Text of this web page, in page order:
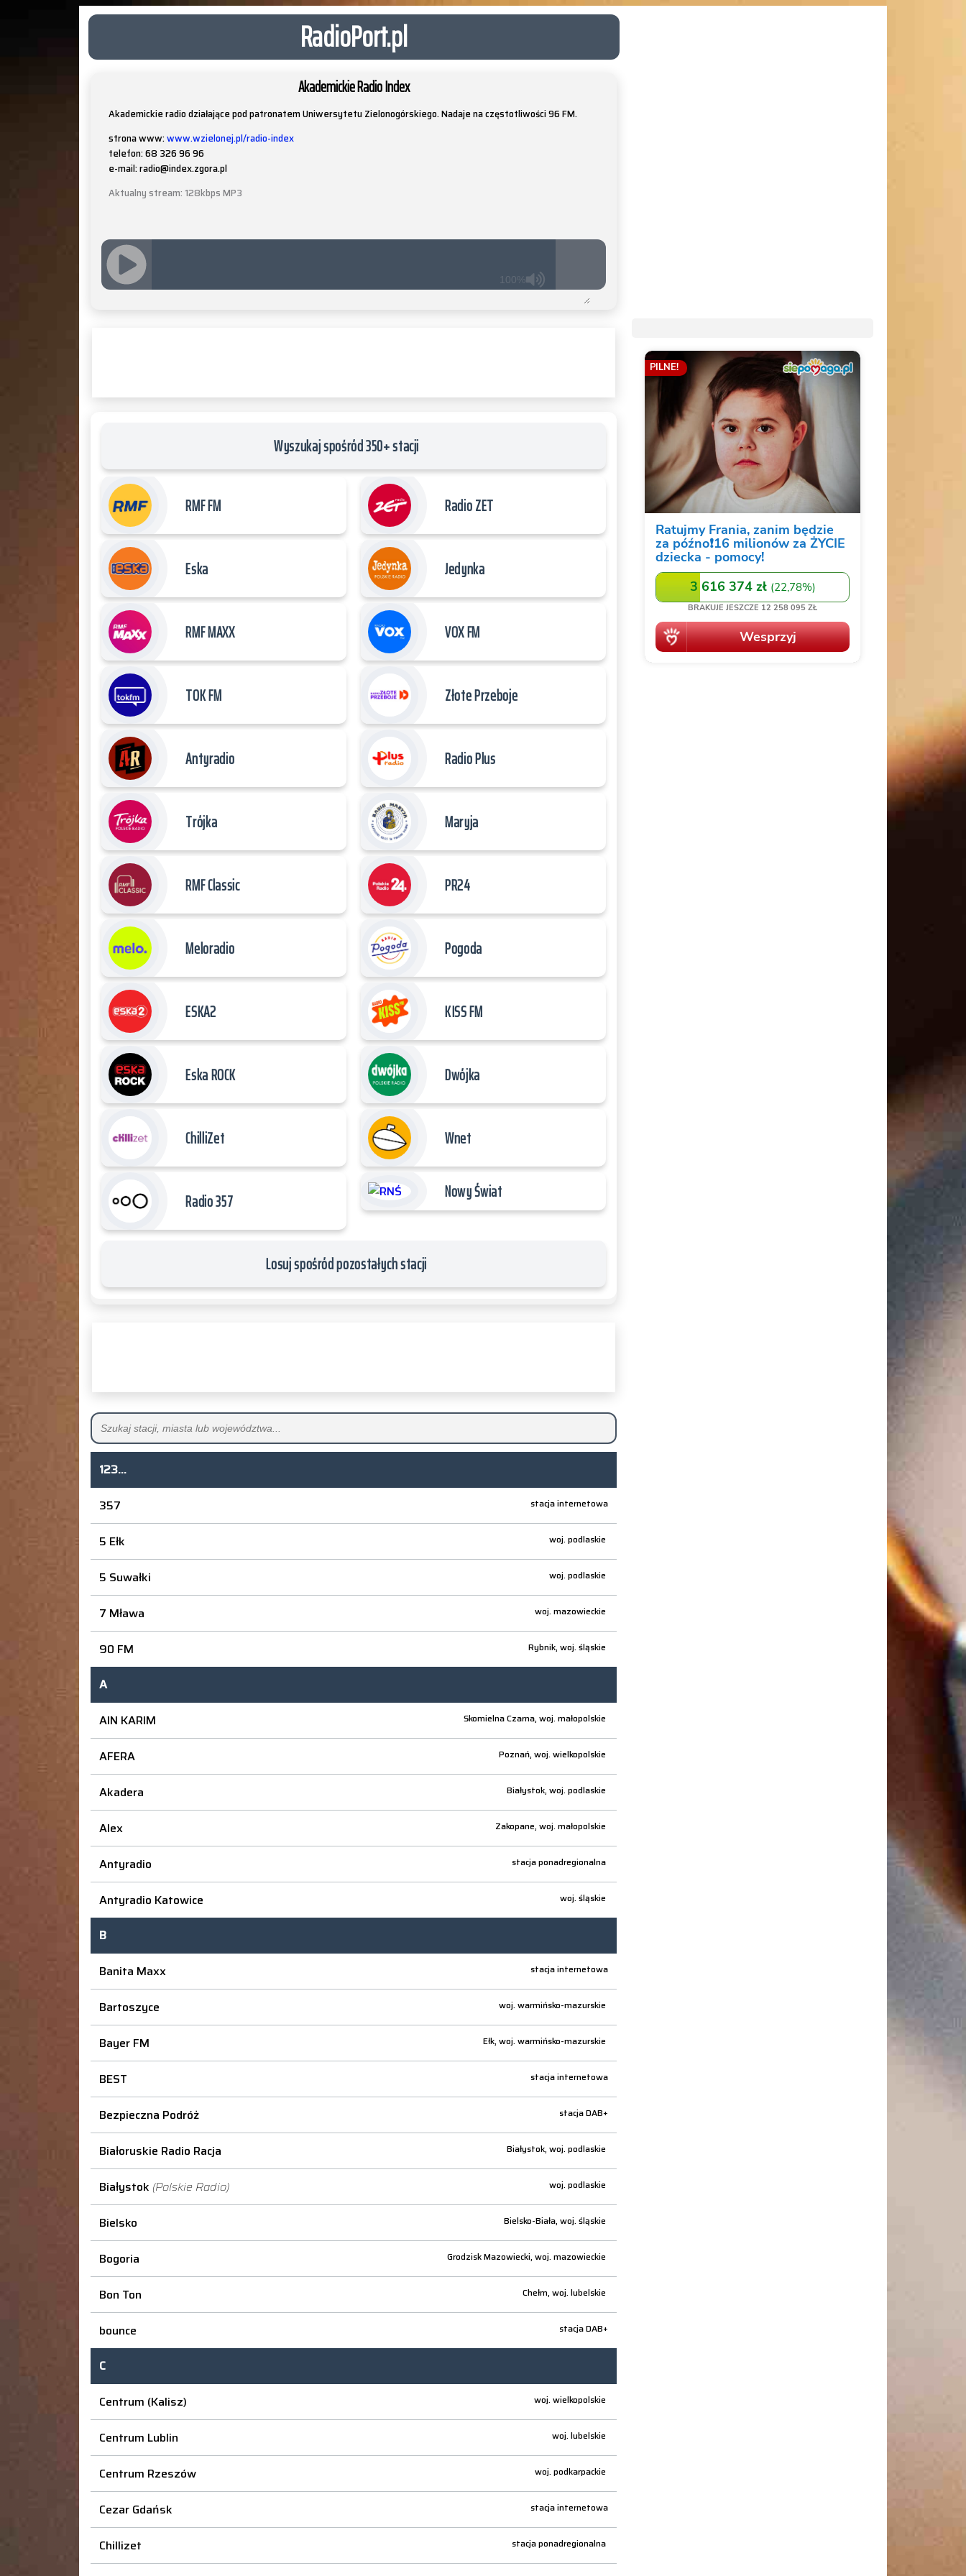
RadioPort.pl
Akademickie Radio Index
Akademickie radio działające pod patronatem Uniwersytetu Zielonogórskiego. Nadaje na częstotliwości 96 FM.
strona www:www.wzielonej.pl/radio-index
telefon: 68 326 96 96
e-mail: radio@index.zgora.pl
Aktualny stream: 128kbps MP3
100%
Webdesign
Dexheim
and
FULL
SERVICE
ONLINE
AGENTUR
MAINZ
Wyszukaj spośród 350+ stacji
RMF FM Radio ZET
Eska Jedynka
RMF MAXX VOX FM
TOK FM Złote Przeboje
Antyradio Radio Plus
Trójka Maryja
RMF Classic PR24
Meloradio Pogoda
ESKA2 KISS FM
Eska ROCK Dwójka
ChilliZet Wnet
Radio 357 Nowy Świat
Losuj spośród pozostałych stacji
123...
357
stacja internetowa
5 Ełk woj. podlaskie
5 Suwałki woj. podlaskie
7 Mława woj. mazowieckie
90 FM Rybnik, woj. śląskie
A
AIN KARIM
Skomielna Czarna, woj. małopolskie
AFERA Poznań, woj. wielkopolskie
Akadera Białystok, woj. podlaskie
Alex Zakopane, woj. małopolskie
Antyradio stacja ponadregionalna
Antyradio Katowice woj. śląskie
B
Banita Maxx
stacja internetowa
Bartoszyce woj. warmińsko-mazurskie
Bayer FM Ełk, woj. warmińsko-mazurskie
BEST stacja internetowa
Bezpieczna Podróż stacja DAB+
Białoruskie Radio Racja Białystok, woj. podlaskie
Białystok (Polskie Radio) woj. podlaskie
Bielsko Bielsko-Biała, woj. śląskie
Bogoria Grodzisk Mazowiecki, woj. mazowieckie
Bon Ton Chełm, woj. lubelskie
bounce stacja DAB+
C
Centrum (Kalisz)
woj. wielkopolskie
Centrum Lublin woj. lubelskie
Centrum Rzeszów woj. podkarpackie
Cezar Gdańsk stacja internetowa
Chillizet stacja ponadregionalna